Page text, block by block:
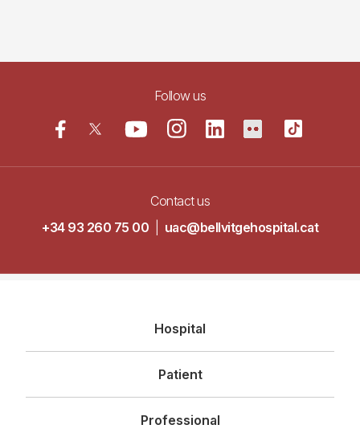
Follow us
Contact us
+34 93 260 75 00
uac@bellvitgehospital.cat
principal
Hospital
Patient
Professional